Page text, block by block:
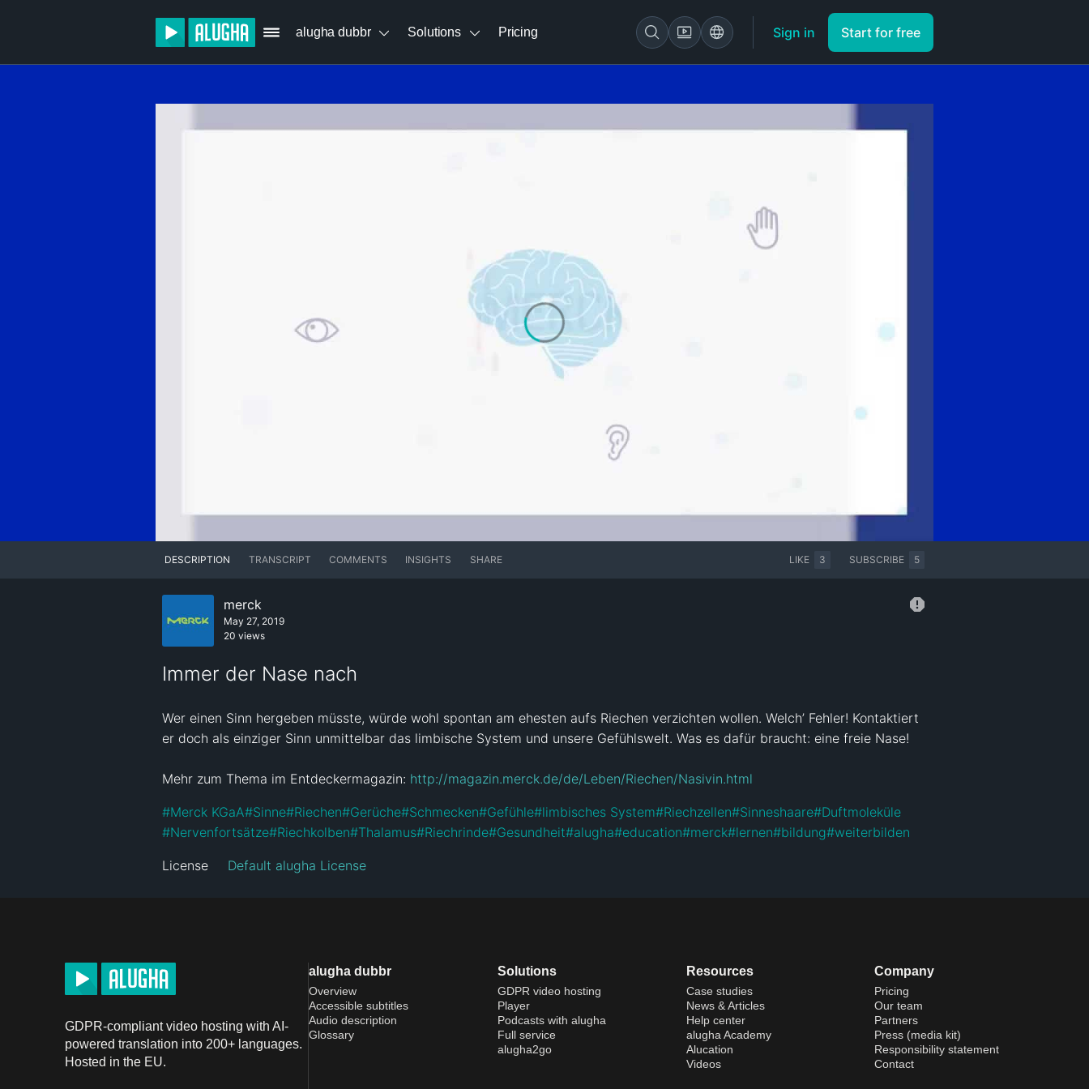
alugha dubbr Solutions Pricing Sign in Start for free
DESCRIPTION TRANSCRIPT COMMENTS INSIGHTS SHARE LIKE 3 SUBSCRIBE 5
merck
May 27, 2019
20 views
Immer der Nase nach
Wer einen Sinn hergeben müsste, würde wohl spontan am ehesten aufs Riechen verzichten wollen. Welch’ Fehler! Kontaktiert
er doch als einziger Sinn unmittelbar das limbische System und unsere Gefühlswelt. Was es dafür braucht: eine freie Nase!
Mehr zum Thema im Entdeckermagazin: http://magazin.merck.de/de/Leben/Riechen/Nasivin.html
#Merck KGaA#Sinne#Riechen#Gerüche#Schmecken#Gefühle#limbisches System#Riechzellen#Sinneshaare#Duftmoleküle
#Nervenfortsätze#Riechkolben#Thalamus#Riechrinde#Gesundheit#alugha#education#merck#lernen#bildung#weiterbilden
License Default alugha License
GDPR-compliant video hosting with AI-
powered translation into 200+ languages.
Hosted in the EU.
alugha dubbr
Overview
Accessible subtitles
Audio description
Glossary
Solutions
GDPR video hosting
Player
Podcasts with alugha
Full service
alugha2go
Resources
Case studies
News & Articles
Help center
alugha Academy
Alucation
Videos
Company
Pricing
Our team
Partners
Press (media kit)
Responsibility statement
Contact